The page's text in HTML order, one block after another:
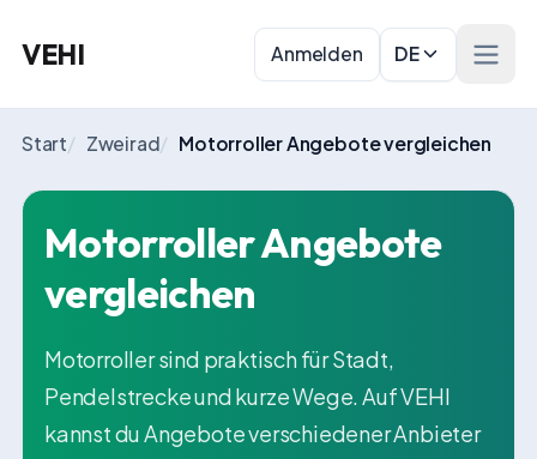
VEHI Anmelden DE
Start/ Zweirad/ Motorroller Angebote vergleichen
Motorroller Angebote
vergleichen
Motorroller sind praktisch für Stadt,
Pendelstrecke und kurze Wege. Auf VEHI
kannst du Angebote verschiedener Anbieter